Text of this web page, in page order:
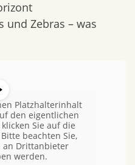
und Zebras – was
Platzhalterinhalt
den eigentlichen
Sie auf die
beachten Sie,
an Drittanbieter
werden.